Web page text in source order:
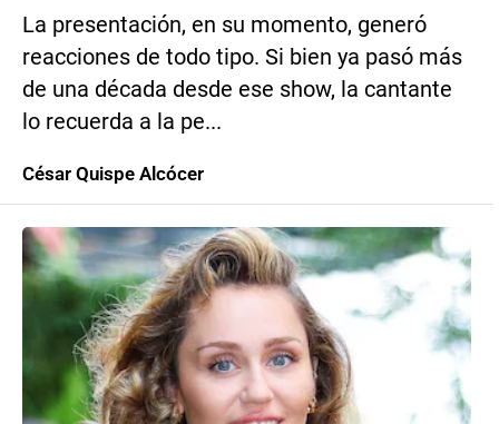
La presentación, en su momento, generó
reacciones de todo tipo. Si bien ya pasó más
de una década desde ese show, la cantante
lo recuerda a la pe...
César Quispe Alcócer